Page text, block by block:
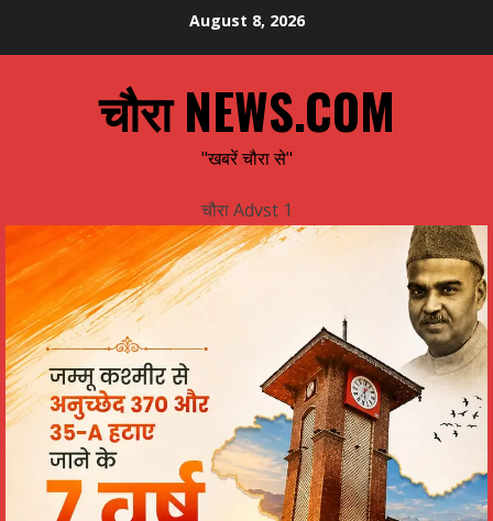
August 8, 2026
चौरा NEWS.COM
"खबरें चौरा से"
चौरा Advst 1